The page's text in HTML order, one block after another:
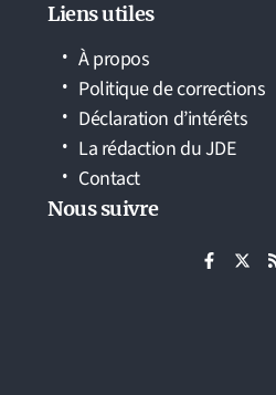
Liens utiles
À propos
Politique de corrections
Déclaration d’intérêts
La rédaction du JDE
Contact
Nous suivre